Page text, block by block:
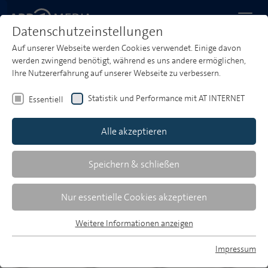
Startseite Podcast Insights
Podcast Insights
Datenschutzeinstellungen
Auf unserer Webseite werden Cookies verwendet. Einige davon
werden zwingend benötigt, während es uns andere ermöglichen,
Ihre Nutzererfahrung auf unserer Webseite zu verbessern.
Essentiell Statistik und Performance mit AT INTERNET
Alle akzeptieren
Speichern & schließen
Nur essentielle Cookies akzeptieren
Essentielle Cookies werden für grundlegende Funktionen der
Weitere Informationen anzeigen
Impressum